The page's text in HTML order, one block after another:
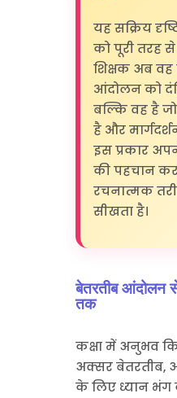
यह सक्रिय
को पूरी तरह
शिक्षक अब वह
आंदोलन को
बल्कि वह है
है और
इस प्रकार
की पहचान
रचनात्मक
सीखता है।
बेतरतीब आंदोलन
तक
कक्षा में अनुभव
अक्सर बेतरतीब,
के लिए ध्यान भंग